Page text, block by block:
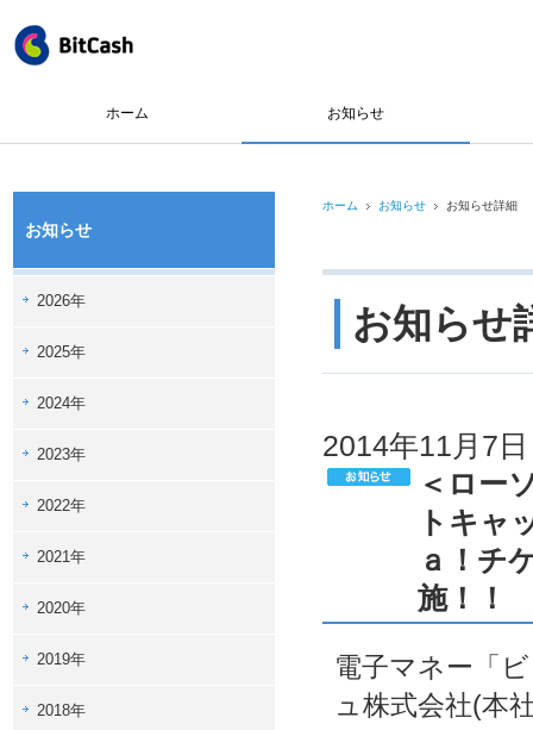
ホーム お知らせ
お知らせ
2026年
2025年
2024年
2023年
2022年
2021年
2020年
2019年
2018年
ホーム お知らせ お知らせ詳細
お知らせ
2014年11月7日
＜ロー
トキャ
ａ！チ
施！！
電子マネー「
ュ株式会社(本